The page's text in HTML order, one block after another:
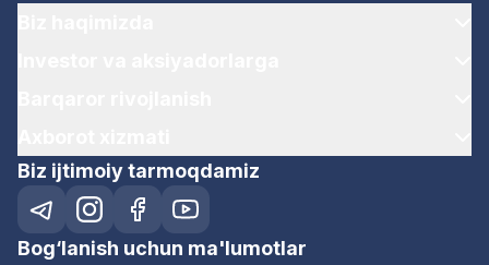
Biz ijtimoiy tarmoqdamiz
Bog‘lanish uchun ma'lumotlar